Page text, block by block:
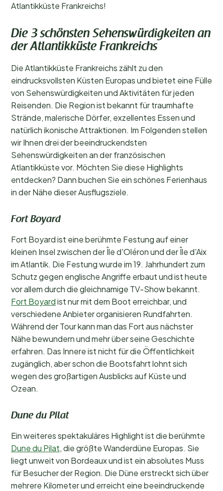
Atlantikküste Frankreichs!
Die 3 schönsten Sehenswürdigkeiten an
der Atlantikküste Frankreichs
Die Atlantikküste Frankreichs zählt zu den
eindrucksvollsten Küsten Europas und bietet eine Fülle
von Sehenswürdigkeiten und Aktivitäten für jeden
Reisenden. Die Region ist bekannt für traumhafte
Strände, malerische Dörfer, exzellentes Essen und
natürlich ikonische Attraktionen. Im Folgenden stellen
wir Ihnen drei der beeindruckendsten
Sehenswürdigkeiten an der französischen
Atlantikküste vor. Möchten Sie diese Highlights
entdecken? Dann buchen Sie ein schönes Ferienhaus
in der Nähe dieser Ausflugsziele.
Fort Boyard
Fort Boyard ist eine berühmte Festung auf einer
kleinen Insel zwischen der Île d'Oléron und der Île d'Aix
im Atlantik. Die Festung wurde im 19. Jahrhundert zum
Schutz gegen englische Angriffe erbaut und ist heute
vor allem durch die gleichnamige TV-Show bekannt.
Fort Boyardist nur mit dem Boot erreichbar, und
verschiedene Anbieter organisieren Rundfahrten.
Während der Tour kann man das Fort aus nächster
Nähe bewundern und mehr über seine Geschichte
erfahren. Das Innere ist nicht für die Öffentlichkeit
zugänglich, aber schon die Bootsfahrt lohnt sich
wegen des großartigen Ausblicks auf Küste und
Ozean.
Dune du Pilat
Ein weiteres spektakuläres Highlight ist die berühmte
Dune du Pilat, die größte Wanderdüne Europas. Sie
liegt unweit von Bordeaux und ist ein absolutes Muss
für Besucher der Region. Die Düne erstreckt sich über
mehrere Kilometer und erreicht eine beeindruckende